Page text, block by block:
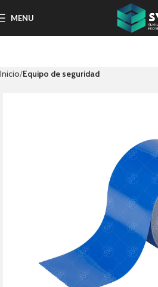
MENU
Inicio Equipo de seguridad